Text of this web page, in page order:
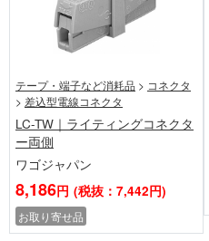
テープ・端子など消耗品 > コネクタ
> 差込型電線コネクタ
LC-TW｜ライティングコネクタ
ー両側
ワゴジャパン
8,186円 (税抜：7,442円)
お取り寄せ品